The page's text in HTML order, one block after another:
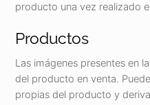
producto una vez realizado
Productos
Las imágenes presentes en
del producto en venta.
propias del producto y